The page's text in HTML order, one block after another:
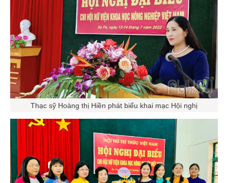
Thạc sỹ Hoàng thị Hiền phát biểu khai mạc Hội nghị